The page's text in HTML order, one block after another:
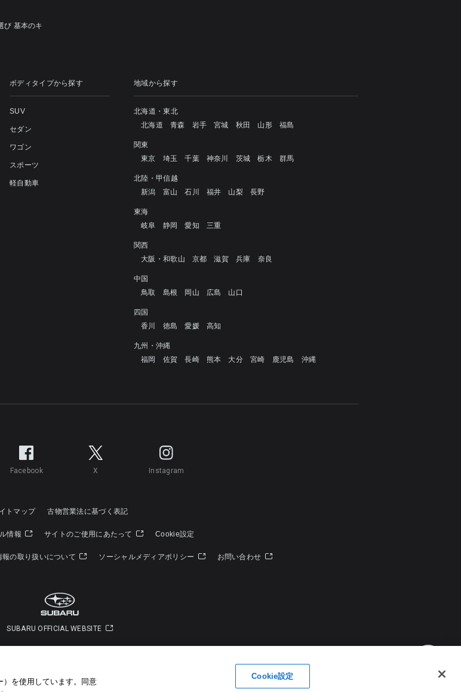
び 基本のキ
ボディタイプから探す
SUV
セダン
ワゴン
スポーツ
軽自動車
地域から探す
北海道・東北
北海道
青森 岩手 宮城 秋田 山形 福島
関東
東京
埼玉 千葉 神奈川 茨城 栃木 群馬
北陸・甲信越
新潟
富山 石川 福井 山梨 長野
東海
岐阜
静岡 愛知 三重
関西
大阪・和歌山
京都 滋賀 兵庫 奈良
中国
鳥取
島根 岡山 広島 山口
四国
香川
徳島 愛媛 高知
九州・沖縄
福岡
佐賀 長崎 熊本 大分 宮崎 鹿児島 沖縄
Facebook X Instagram
トマップ 古物営業法に基づく表記
情報 サイトのご使用にあたって Cookie設定
報の取り扱いについて ソーシャルメディアポリシー お問い合わせ
SUBARU OFFICIAL WEBSITE
を使用しています。​ 同意
Cookie設定